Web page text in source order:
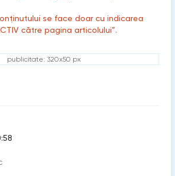
se face doar cu indicarea
către pagina articolului”.
publicitate: 320x50 px